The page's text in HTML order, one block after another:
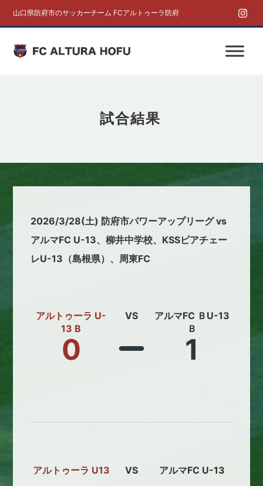
山口県防府市のサッカーチーム FCアルトゥーラ防府
試合結果
2026/3/28(土) 防府市パワーアップリーグ vs
アルマFC U-13、柳井中学校、KSSピアチェー
レU-13（島根県）、周東FC
アルトゥーラ U-
13 B
0
VS
アルマFC ＢU-13
Ｂ
1
アルトゥーラ U13 VS アルマFC U-13